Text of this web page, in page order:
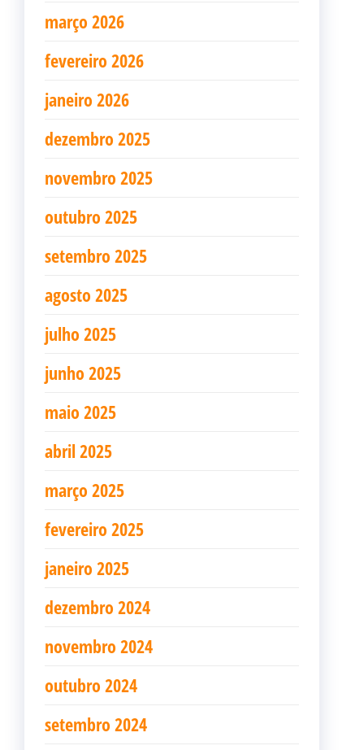
março 2026
fevereiro 2026
janeiro 2026
dezembro 2025
novembro 2025
outubro 2025
setembro 2025
agosto 2025
julho 2025
junho 2025
maio 2025
abril 2025
março 2025
fevereiro 2025
janeiro 2025
dezembro 2024
novembro 2024
outubro 2024
setembro 2024